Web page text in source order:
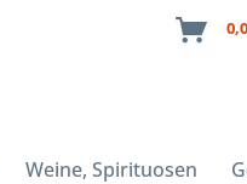
Weine, Spirituosen